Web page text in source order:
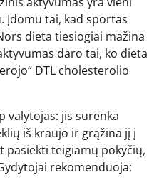
Įdomu tai, kad sportas
dieta tiesiogiai mažina
daro tai, ko dieta
DTL cholesterolio
valytojas: jis surenka
iš kraujo ir grąžina jį į
teigiamų pokyčių,
rekomenduoja: